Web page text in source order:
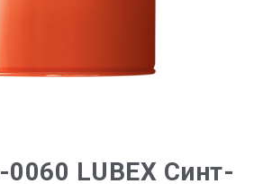
LUBEX Синт-